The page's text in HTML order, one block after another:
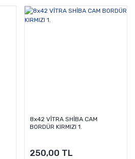
8x42 VİTRA SHİBA CAM
BORDÜR KIRMIZI 1.
250,00 TL